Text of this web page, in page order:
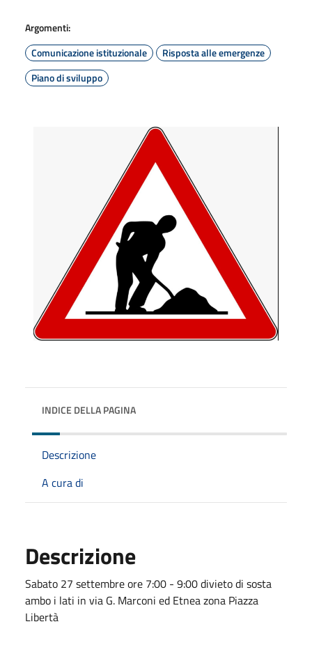
Argomenti:
Comunicazione istituzionale
Risposta alle emergenze
Piano di sviluppo
INDICE DELLA PAGINA
Descrizione
A cura di
Descrizione
Sabato 27 settembre ore 7:00 - 9:00 divieto di sosta
ambo i lati in via G. Marconi ed Etnea zona Piazza
Libertà